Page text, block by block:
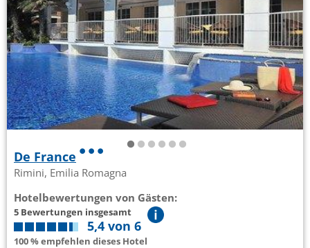
De France
Rimini, Emilia Romagna
Hotelbewertungen von Gästen:
5 Bewertungen insgesamt
5,4 von 6
100 % empfehlen dieses Hotel